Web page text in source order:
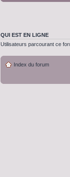
QUI EST EN LIGNE
Utilisateurs parcourant ce
Index du forum